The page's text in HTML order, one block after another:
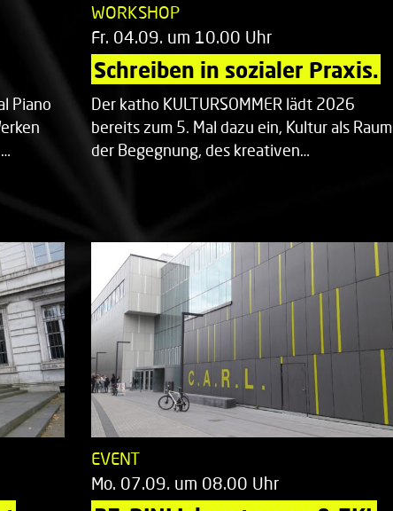
Piano
WORKSHOP
Fr. 04.09. um 10.00 Uhr
Schreiben in sozialer Praxis.
Der katho KULTURSOMMER lädt 2026
bereits zum 5. Mal dazu ein, Kultur als Raum
der Begegnung, des kreativen…
EVENT
Mo. 07.09. um 08.00 Uhr